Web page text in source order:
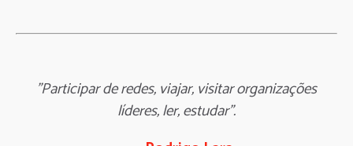
"Participar de redes, viajar, visitar organizações
líderes, ler, estudar".